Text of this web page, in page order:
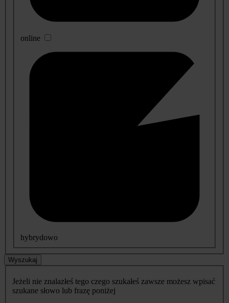
online
hybrydowo
Wyszukaj
Jeżeli nie znalazłeś tego czego szukałeś zawsze możesz wpisać
szukane słowo lub frazę poniżej